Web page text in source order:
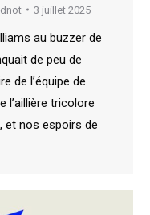
3 juillet 2025
au buzzer de
de peu de
de l’équipe de
l’aillière tricolore
et nos espoirs de